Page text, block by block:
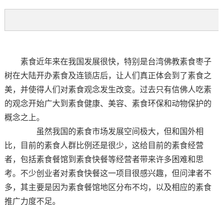
素食近年来在我国发展很快，特别是台湾佛教素食枣子
树在大陆开办素食及连锁店后，让人们真正体会到了素食之
美，并使得人们对素食观念发生改变。过去只有信佛人吃素
的观念开始广大到素食健康、美容、素食环保和动物保护的
概念之上。
虽然我国的素食市场发展空间极大，但和国外相
比，目前的素食人群比例还是很少，这给目前的素食经营
者，包括素食餐馆到素食快餐等经营者带来许多困难和思
考。不少创业者对素食快餐这一项目很感兴趣，但问津者不
多，其主要是因为素食餐馆地区分布不均，以及相应的素食
推广力度不足。